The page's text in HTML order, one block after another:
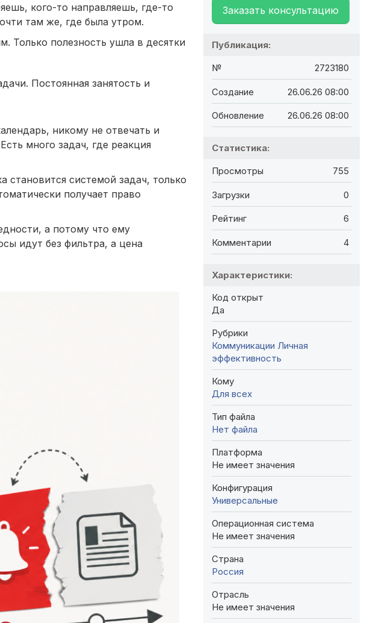
кого-то направляешь, где-то
там же, где была утром.
Только полезность ушла в десятки
Постоянная занятость и
никому не отвечать и
много задач, где реакция
становится системой задач, только
получает право
а потому что ему
идут без фильтра, а цена
Заказать консультацию
Публикация:
№ 2723180
Создание 26.06.26 08:00
Обновление 26.06.26 08:00
Статистика:
Просмотры 755
Загрузки 0
Рейтинг 6
Комментарии 4
Характеристики:
Код открыт
Да
Рубрики
Коммуникации Личная
эффективность
Кому
Для всех
Тип файла
Нет файла
Платформа
Не имеет значения
Конфигурация
Универсальные
Операционная система
Не имеет значения
Страна
Россия
Отрасль
Не имеет значения